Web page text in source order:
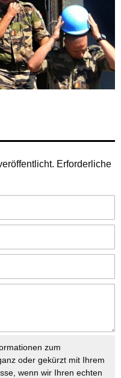
Erforderliche
zum
oder gekürzt mit Ihrem
wenn wir Ihren echten